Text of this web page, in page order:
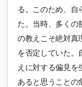
る。このため、自
た。当時、多くの
の教えこそ絶対真
を否定していた。
えに対する偏見を
あると思うことの